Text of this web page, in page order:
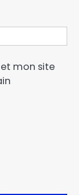
mon site